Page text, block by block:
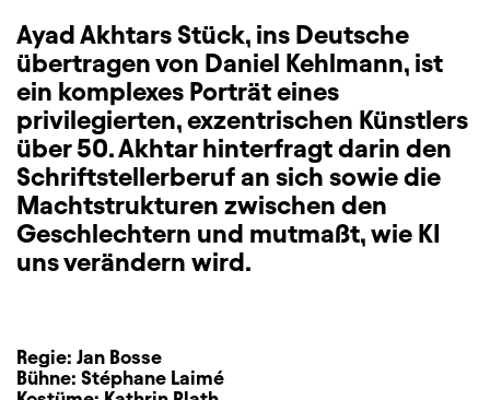
Ayad Akhtars Stück, ins Deutsche
übertragen von Daniel Kehlmann, ist
ein komplexes Porträt eines
privilegierten, exzentrischen Künstlers
über 50. Akhtar hinterfragt darin den
Schriftstellerberuf an sich sowie die
Machtstrukturen zwischen den
Geschlechtern und mutmaßt, wie KI
uns verändern wird.
Regie: Jan Bosse
Bühne: Stéphane Laimé